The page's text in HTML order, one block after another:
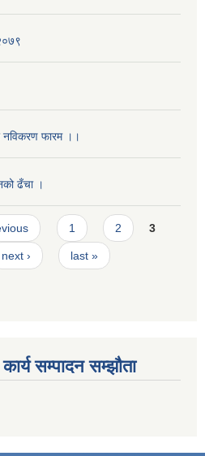
नविकरण फारम ।।
ढँचा ।
1 2 3
next › last »
सम्पादन सम्झौता